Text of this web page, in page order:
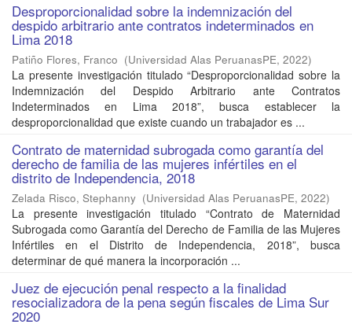
Desproporcionalidad sobre la indemnización del
despido arbitrario ante contratos indeterminados en
Lima 2018
Patiño Flores, Franco (Universidad Alas PeruanasPE, 2022)
La presente investigación titulado “Desproporcionalidad sobre la
Indemnización del Despido Arbitrario ante Contratos
Indeterminados en Lima 2018”, busca establecer la
desproporcionalidad que existe cuando un trabajador es ...
Contrato de maternidad subrogada como garantía del
derecho de familia de las mujeres infértiles en el
distrito de Independencia, 2018
Zelada Risco, Stephanny (Universidad Alas PeruanasPE, 2022)
La presente investigación titulado “Contrato de Maternidad
Subrogada como Garantía del Derecho de Familia de las Mujeres
Infértiles en el Distrito de Independencia, 2018”, busca
determinar de qué manera la incorporación ...
Juez de ejecución penal respecto a la finalidad
resocializadora de la pena según fiscales de Lima Sur
2020